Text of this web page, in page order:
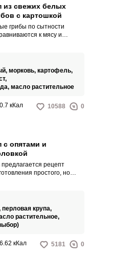
из свежих белых
с картошкой
грибы по сытности
к мясу и
суп из боровиков
способом.
морковь, картофель,
масло растительное
кКал 10588 0
с опятами и
рецепт
простого, но
и по полезным
перловая крупа,
растительное,
кКал 5181 0